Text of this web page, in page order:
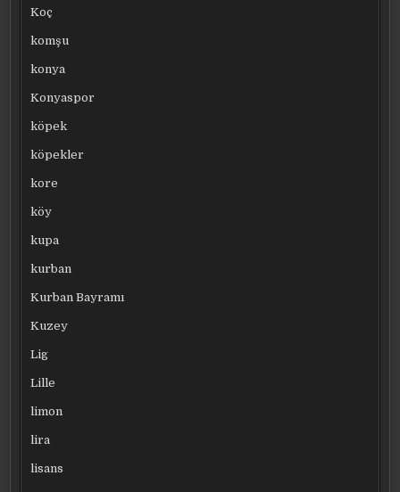
Koç
komşu
konya
Konyaspor
köpek
köpekler
kore
köy
kupa
kurban
Kurban Bayramı
Kuzey
Lig
Lille
limon
lira
lisans